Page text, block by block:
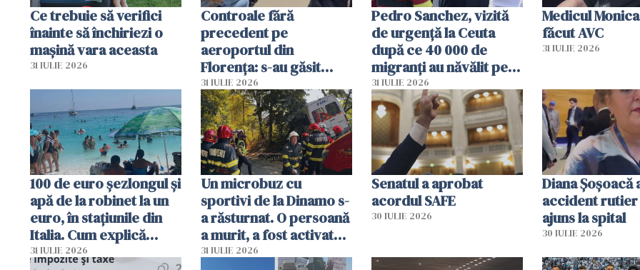
Ce trebuie să verifici
înainte să închiriezi o
mașină vara aceasta
31 IULIE 2026
Controale fără
precedent pe
aeroportul din
Florența: s-au găsit
capete de aligator și o
sumă imensă de bani
31 IULIE 2026
Pedro Sanchez, vizită
de urgență la Ceuta
după ce 40 000 de
migranți au năvălit pe
teritoriul spaniol: „Vom
mobiliza toate
resursele"
31 IULIE 2026
Medicul
făcut AVC
31 IULIE 2026
100 de euro șezlongul și
apă de la robinet la un
euro, în stațiunile din
Italia. Cum explică
autoritățile
31 IULIE 2026
Un microbuz cu
sportivi de la Dinamo s-
a răsturnat. O persoană
a murit, a fost activat
planul roșu de
31 IULIE 2026
Senatul a aprobat
acordul SAFE
30 IULIE 2026
Diana Șoșoacă
accident rutier
ajuns la spital
30 IULIE 2026